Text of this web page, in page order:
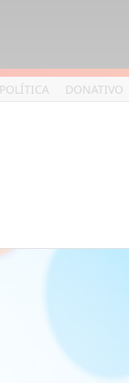
POLÍTICA DONATIVO